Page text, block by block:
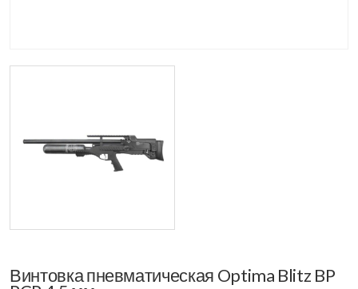
Винтовка пневматическая Optima Blitz BP